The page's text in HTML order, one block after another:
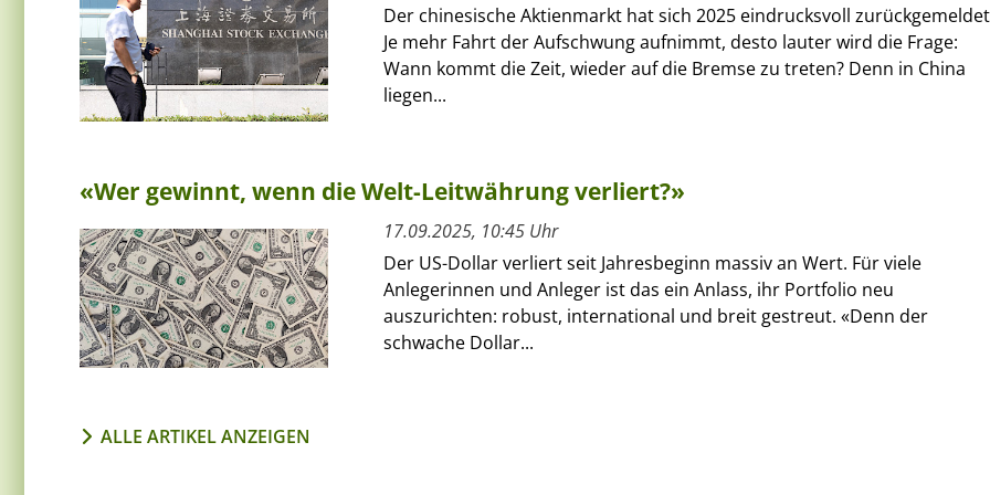
Der chinesische Aktienmarkt hat sich 2025 eindrucksvoll
Je mehr Fahrt der Aufschwung aufnimmt, desto lauter wird die Frage:
Wann kommt die Zeit, wieder auf die Bremse zu treten? Denn in China
liegen...
«Wer gewinnt, wenn die Welt-Leitwährung verliert?»
17.09.2025, 10:45 Uhr
Der US-Dollar verliert seit Jahresbeginn massiv an Wert. Für viele
Anlegerinnen und Anleger ist das ein Anlass, ihr Portfolio neu
auszurichten: robust, international und breit gestreut. «Denn der
schwache Dollar...
ALLE ARTIKEL ANZEIGEN